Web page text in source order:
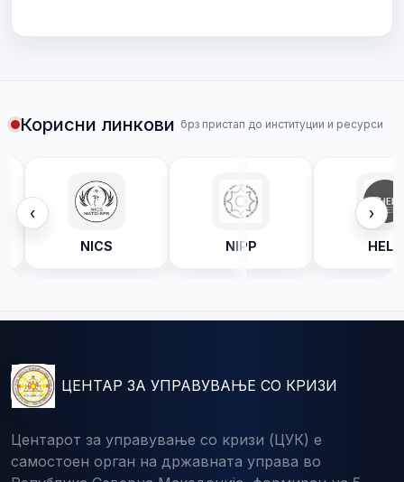
Корисни линкови брз пристап до институции и ресурси
‹
NICS NIPP HELP
›
ЦЕНТАР ЗА УПРАВУВАЊЕ СО КРИЗИ
Центарот за управување со кризи (ЦУК) е
самостоен орган на државната управа во